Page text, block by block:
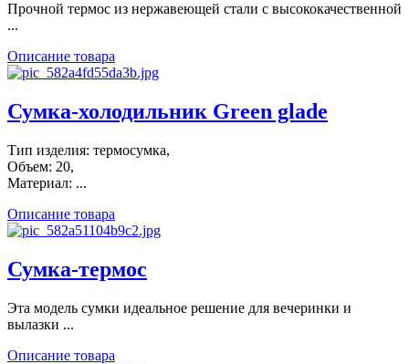
Прочной термос из нержавеющей стали с высококачественной
...
Описание товара
Сумка-холодильник Green glade
Тип изделия: термосумка,
Объем: 20,
Материал: ...
Описание товара
Сумка-термос
Эта модель сумки идеальное решение для вечеринки и
вылазки ...
Описание товара